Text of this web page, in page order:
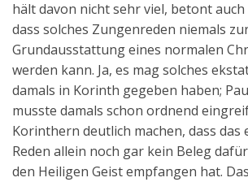
hält davon nicht sehr viel, betont auch
dass solches Zungenreden niemals
Grundausstattung eines normalen
werden kann. Ja, es mag solches
damals in Korinth gegeben haben;
musste damals schon ordnend
Korinthern deutlich machen, dass das
Reden allein noch gar kein Beleg
den Heiligen Geist empfangen hat.